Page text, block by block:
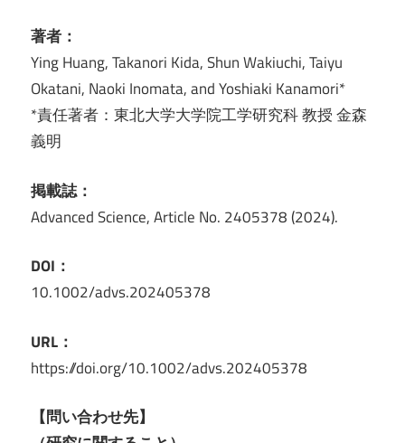
著者：
Ying Huang, Takanori Kida, Shun Wakiuchi, Taiyu
Okatani, Naoki Inomata, and Yoshiaki Kanamori*
*責任著者：東北大学大学院工学研究科 教授 金森
義明
掲載誌：
Advanced Science, Article No. 2405378 (2024).
DOI：
10.1002/advs.202405378
URL：
https://doi.org/10.1002/advs.202405378
【問い合わせ先】